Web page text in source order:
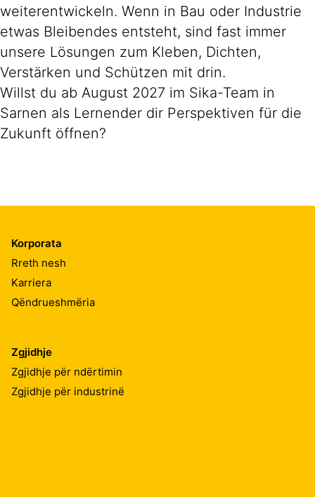
weiterentwickeln. Wenn in Bau oder Industrie
etwas Bleibendes entsteht, sind fast immer
unsere Lösungen zum Kleben, Dichten,
Verstärken und Schützen mit drin.
Willst du ab August 2027 im Sika-Team in
Sarnen als Lernender dir Perspektiven für die
Zukunft öffnen?
Korporata
Rreth nesh
Karriera
Qëndrueshmëria
Zgjidhje
Zgjidhje për ndërtimin
Zgjidhje për industrinë